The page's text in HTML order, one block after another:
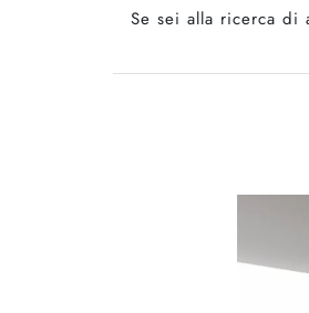
Se sei alla ricerca di